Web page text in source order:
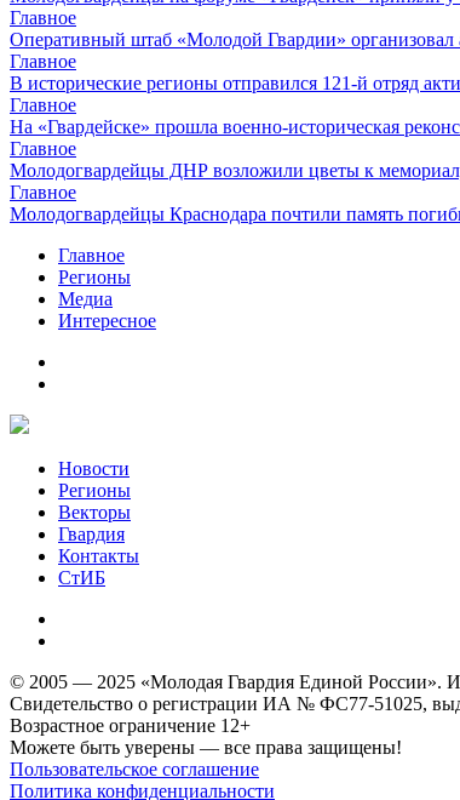
Главное
Оперативный штаб «Молодой Гвардии»
Главное
В исторические регионы отправился 121-й отряд
Главное
На «Гвардейске» прошла военно-историческая
Главное
Молодогвардейцы ДНР возложили цветы к
Главное
Молодогвардейцы Краснодара почтили память
Главное
Регионы
Медиа
Интересное
Новости
Регионы
Векторы
Гвардия
Контакты
СтИБ
© 2005 — 2025 «Молодая Гвардия Единой России».
Свидетельство о регистрации ИА № ФС77-51025,
Возрастное ограничение 12+
Можете быть уверены — все права защищены!
Пользовательское соглашение
Политика конфиденциальности